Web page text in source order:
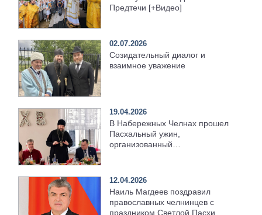
Предтечи [+Видео]
02.07.2026
Созидательный диалог и
взаимное уважение
19.04.2026
В Набережных Челнах прошел
Пасхальный ужин,
организованный
12.04.2026
Наиль Магдеев поздравил
православных челнинцев с
праздником Светлой Пасхи